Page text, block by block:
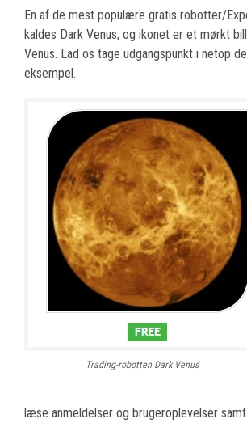
En af de mest populære gratis robotter/
kaldes Dark Venus, og ikonet er et mørkt
Venus. Lad os tage udgangspunkt i netop
eksempel.
Trading-robotten Dark Venus
læse anmeldelser og brugeroplevelser